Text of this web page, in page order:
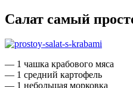
Салат самый
— 1 чашка крабового мяса
— 1 средний картофель
— 1 небольшая морковка